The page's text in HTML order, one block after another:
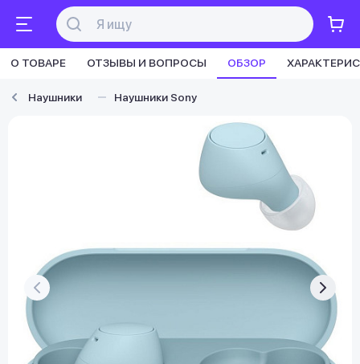
О ТОВАРЕ ОТЗЫВЫ И ВОПРОСЫ ОБЗОР
Наушники Наушники Sony